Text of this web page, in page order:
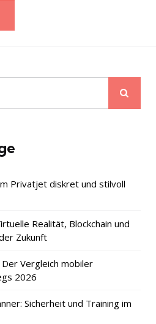
Privatjet diskret und stilvoll
Realität, Blockchain und
Zukunft
Vergleich mobiler
2026
Sicherheit und Training im